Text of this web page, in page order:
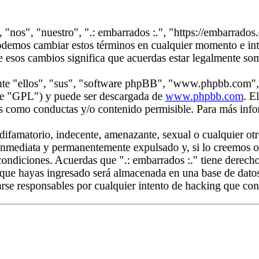
"nuestro", ".: embarrados :.", "https://
cambiar estos términos en cualquier momento e
cambios significa que acuerdas estar legalmente
"ellos", "sus", "software phpBB",
"GPL") y puede ser descargada de www.phpbb.com.
como conductas y/o contenido permisible. Para más
indecente, amenazante, sexual o cualquier
y permanentemente expulsado y, si lo
Acuerdas que ".: embarrados :." tiene
hayas ingresado será almacenada en una base de
responsables por cualquier intento de hacking que